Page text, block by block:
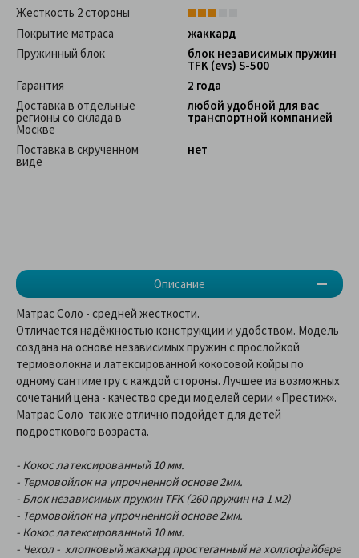
Описание
Жесткость 2 стороны
Покрытие матраса
жаккард
Пружинный блок
блок независимых пружин
TFK (evs) S-500
Гарантия
2 года
Доставка в отдельные
регионы со склада в
Москве
любой удобной для вас
транспортной компанией
Поставка в скрученном
виде
нет
Матрас Соло - средней жесткости.
Отличается надёжностью конструкции и удобством. Модель
создана на основе независимых пружин с прослойкой
термоволокна и латексированной кокосовой койры по
одному сантиметру с каждой стороны. Лучшее из возможных
сочетаний цена - качество среди моделей серии «Престиж».
Матрас Соло так же отлично подойдет для детей
подросткового возраста.
- Кокос латексированный 10 мм.
- Термовойлок на упрочненной основе 2мм.
- Блок независимых пружин TFK (260 пружин на 1 м2)
- Термовойлок на упрочненной основе 2мм.
- Кокос латексированный 10 мм.
- Чехол - хлопковый жаккард простеганный на холлофайбере